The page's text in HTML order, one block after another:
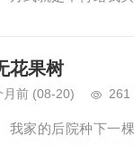
花果树
月前 (08-20) 261
我家的后院种下一